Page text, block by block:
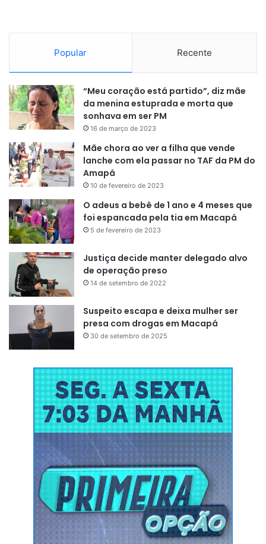
Popular Recente
“Meu coração está partido”, diz mãe
da menina estuprada e morta que
sonhava em ser PM
16 de março de 2023
Mãe chora ao ver a filha que vende
lanche com ela passar no TAF da PM do
Amapá
10 de fevereiro de 2023
O adeus a bebê de 1 ano e 4 meses que
foi espancada pela tia em Macapá
5 de fevereiro de 2023
Justiça decide manter delegado alvo
de operação preso
14 de setembro de 2022
Suspeito escapa e deixa mulher ser
presa com drogas em Macapá
30 de setembro de 2025